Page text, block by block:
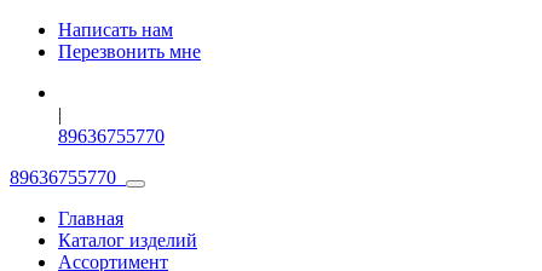
Написать нам
Перезвонить мне
|
89636755770
89636755770
Главная
Каталог изделий
Ассортимент